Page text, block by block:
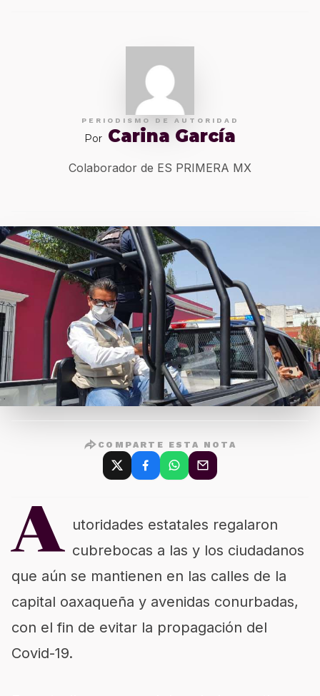
PERIODISMO DE AUTORIDAD
Por Carina García
Colaborador de ES PRIMERA MX
COMPARTE ESTA NOTA
A utoridades estatales regalaron
cubrebocas a las y los ciudadanos
que aún se mantienen en las calles de la
capital oaxaqueña y avenidas conurbadas,
con el fin de evitar la propagación del
Covid-19.